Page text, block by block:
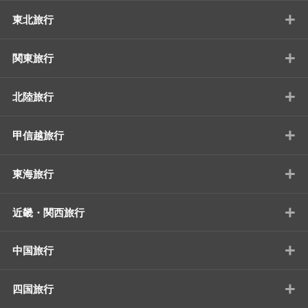
東北旅行 +
関東旅行 +
北陸旅行 +
甲信越旅行 +
東海旅行 +
近畿・関西旅行 +
中国旅行 +
四国旅行 +